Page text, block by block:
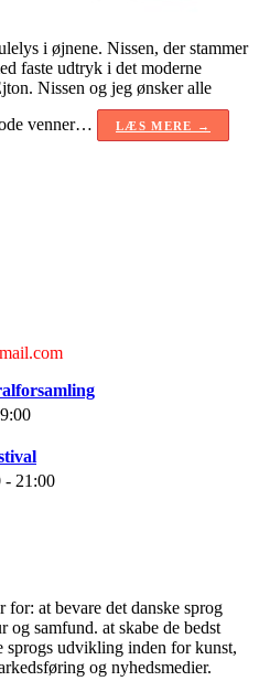
i øjnene. Nissen, der stammer
faste udtryk i det moderne
Nissen og jeg ønsker alle
venner…
LÆS MERE →
- 21:00
for: at bevare det danske sprog
og samfund. at skabe de bedst
sprogs udvikling inden for kunst,
og nyhedsmedier.